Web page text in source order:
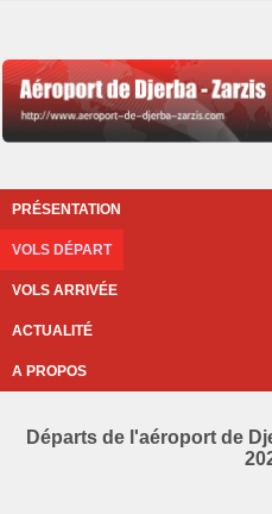
PRÉSENTATION
VOLS DÉPART
VOLS ARRIVÉE
ACTUALITÉ
A PROPOS
Départs de l'aéroport de